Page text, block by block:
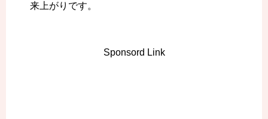
来上がりです。
Sponsord Link